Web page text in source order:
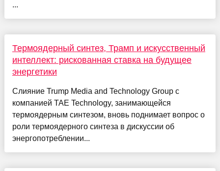
...
Термоядерный синтез, Трамп и искусственный
интеллект: рискованная ставка на будущее
энергетики
Слияние Trump Media and Technology Group с
компанией TAE Technology, занимающейся
термоядерным синтезом, вновь поднимает вопрос о
роли термоядерного синтеза в дискуссии об
энергопотреблении...